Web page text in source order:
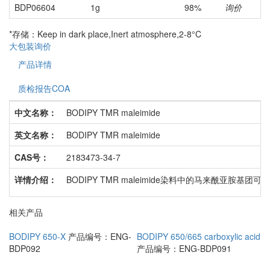
BDP06604
1g 98% 询价
*存储：Keep in dark place,Inert atmosphere,2-8°C
大包装询价
产品详情
质检报告COA
中文名称：
BODIPY TMR maleimide
英文名称：
BODIPY TMR maleimide
CAS号：
2183473-34-7
详情介绍：
BODIPY TMR maleimide染料中的马来酰亚胺基团可
相关产品
BODIPY 650-X 产品编号：ENG-
BDP092
BODIPY 650/665 carboxylic acid
产品编号：ENG-BDP091